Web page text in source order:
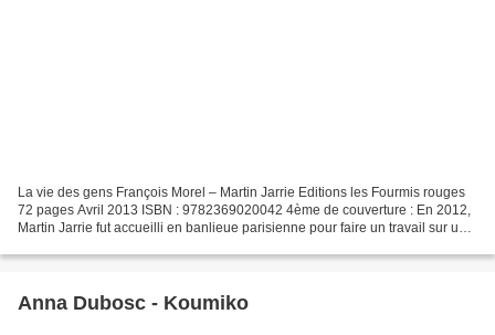
La vie des gens François Morel – Martin Jarrie Editions les Fourmis rouges
72 pages Avril 2013 ISBN : 9782369020042 4ème de couverture : En 2012,
Martin Jarrie fut accueilli en banlieue parisienne pour faire un travail sur une
Anna Dubosc - Koumiko